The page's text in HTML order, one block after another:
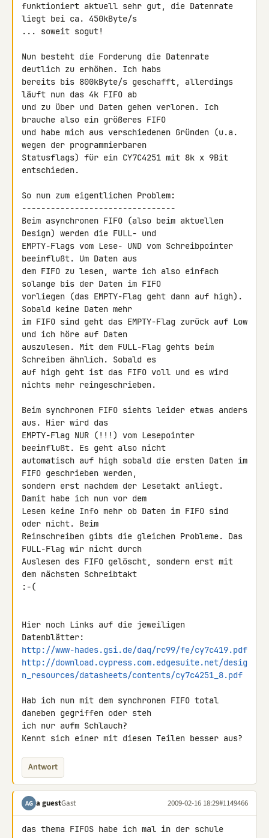
funktioniert aktuell sehr gut, die Datenrate
liegt bei ca. 450kByte/s
... soweit sogut!
Nun besteht die Forderung die Datenrate
deutlich zu erhöhen. Ich habs
bereits bis 800kByte/s geschafft, allerdings
läuft nun das 4k FIFO ab
und zu über und Daten gehen verloren. Ich
brauche also ein größeres FIFO
und habe mich aus verschiedenen Gründen (u.a.
wegen der programmierbaren
Statusflags) für ein CY7C4251 mit 8k x 9Bit
entschieden.
So nun zum eigentlichen Problem:
--------------------------------
Beim asynchronen FIFO (also beim aktuellen
Design) werden die FULL- und
EMPTY-Flags vom Lese- UND vom Schreibpointer
beeinflußt. Um Daten aus
dem FIFO zu lesen, warte ich also einfach
solange bis der Daten im FIFO
vorliegen (das EMPTY-Flag geht dann auf high).
Sobald keine Daten mehr
im FIFO sind geht das EMPTY-Flag zurück auf Low
und ich höre auf Daten
auszulesen. Mit dem FULL-Flag gehts beim
Schreiben ähnlich. Sobald es
auf high geht ist das FIFO voll und es wird
nichts mehr reingeschrieben.
Beim synchronen FIFO siehts leider etwas anders
aus. Hier wird das
EMPTY-Flag NUR (!!!) vom Lesepointer
beeinflußt. Es geht also nicht
automatisch auf high sobald die ersten Daten im
FIFO geschrieben werden,
sondern erst nachdem der Lesetakt anliegt.
Damit habe ich nun vor dem
Lesen keine Info mehr ob Daten im FIFO sind
oder nicht. Beim
Reinschreiben gibts die gleichen Probleme. Das
FULL-Flag wir nicht durch
Auslesen des FIFO gelöscht, sondern erst mit
dem nächsten Schreibtakt
:-(
Hier noch Links auf die jeweiligen
http://www-hades.gsi.de/daq/rc99/fe/cy7c419.pdf
http://download.cypress.com.edgesuite.net/desig
n_resources/datasheets/contents/cy7c4251_8.pdf
Hab ich nun mit dem synchronen FIFO total
daneben gegriffen oder steh
ich nur aufm Schlauch?
Kennt sich einer mit diesen Teilen besser aus?
Antwort
AG a guestGast 2009-02-16 18:29#1149466
das thema FIFOS habe ich mal in der schule